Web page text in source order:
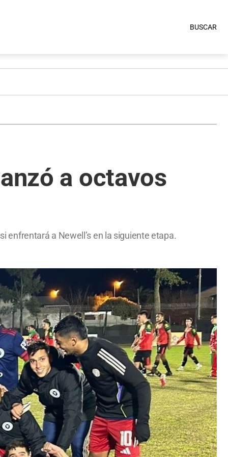
BUSCAR
a octavos
enfrentará a Newell’s en la siguiente etapa.